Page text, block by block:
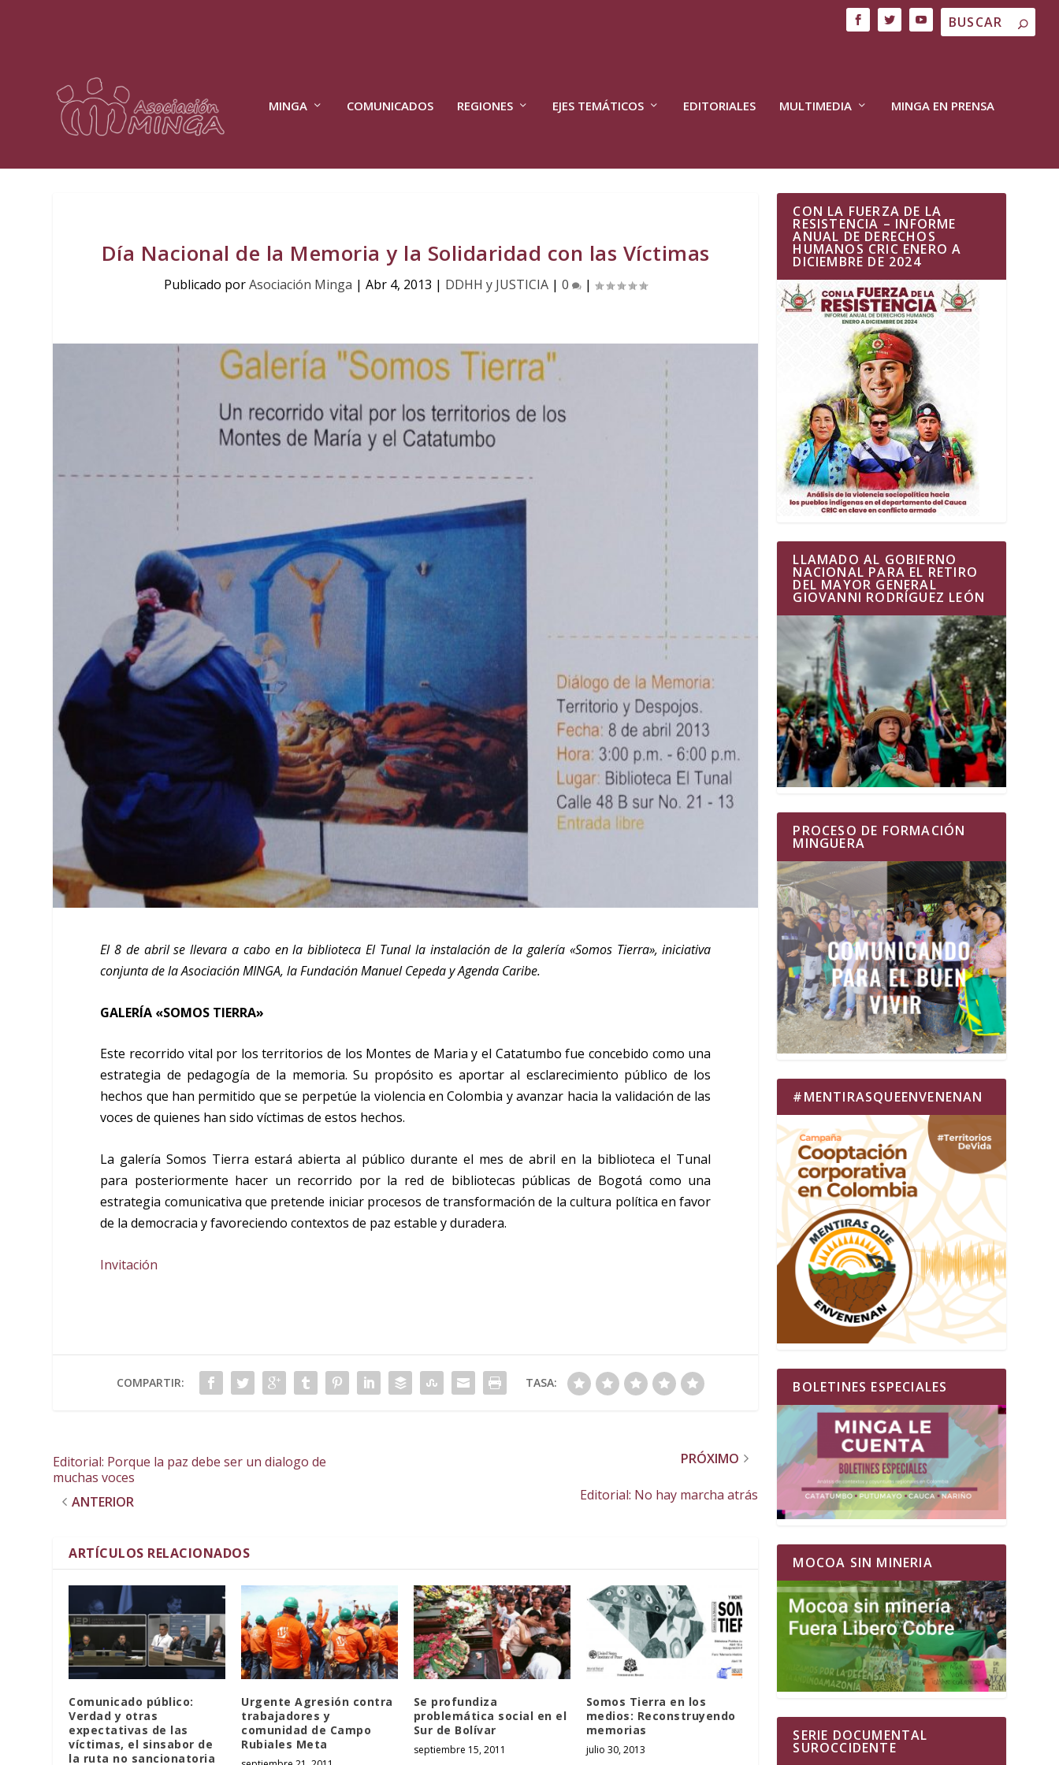
MINGA COMUNICADOS REGIONES EJES TEMÁTICOS EDITORIALES MULTIMEDIA MINGA EN PRENSA
Día Nacional de la Memoria y la Solidaridad con las Víctimas
Publicado porAsociación Minga |Abr 4, 2013 | DDHH y JUSTICIA |0 |
El 8 de abril se llevara a cabo en la biblioteca El Tunal la instalación de la galería «Somos Tierra», iniciativa
conjunta de la Asociación MINGA, la Fundación Manuel Cepeda y Agenda Caribe.
GALERÍA «SOMOS TIERRA»
Este recorrido vital por los territorios de los Montes de Maria y el Catatumbo fue concebido como una
estrategia de pedagogía de la memoria. Su propósito es aportar al esclarecimiento público de los
hechos que han permitido que se perpetúe la violencia en Colombia y avanzar hacia la validación de las
voces de quienes han sido víctimas de estos hechos.
La galería Somos Tierra estará abierta al público durante el mes de abril en la biblioteca el Tunal
para posteriormente hacer un recorrido por la red de bibliotecas públicas de Bogotá como una
estrategia comunicativa que pretende iniciar procesos de transformación de la cultura política en favor
de la democracia y favoreciendo contextos de paz estable y duradera.
Invitación
COMPARTIR: TASA:
Editorial: Porque la paz debe ser un dialogo de
muchas voces
ANTERIOR
PRÓXIMO
Editorial: No hay marcha atrás
ARTÍCULOS RELACIONADOS
Comunicado público:
Verdad y otras
expectativas de las
víctimas, el sinsabor de
la ruta no sancionatoria
Urgente Agresión contra
trabajadores y
comunidad de Campo
Rubiales Meta
Se profundiza
problemática social en el
Sur de Bolívar
septiembre 15, 2011
Somos Tierra en los
medios: Reconstruyendo
memorias
julio 30, 2013
CON LA FUERZA DE LA
RESISTENCIA – INFORME
ANUAL DE DERECHOS
HUMANOS CRIC ENERO A
DICIEMBRE DE 2024
LLAMADO AL GOBIERNO
NACIONAL PARA EL RETIRO
DEL MAYOR GENERAL
GIOVANNI RODRÍGUEZ LEÓN
PROCESO DE FORMACIÓN
MINGUERA
#MENTIRASQUEENVENENAN
BOLETINES ESPECIALES
MOCOA SIN MINERIA
SERIE DOCUMENTAL
SUROCCIDENTE